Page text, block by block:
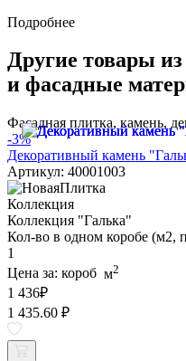
Подробнее
Другие товары
и фасадные
Фасадная плитка, камень,
-3%
Декоративный камень
Артикул: 40001003
Коллекция
Коллекция "Галька"
Кол-во в одном коробе (м2,
1
Цена за: короб м2
1 436₽
1 435.60 ₽